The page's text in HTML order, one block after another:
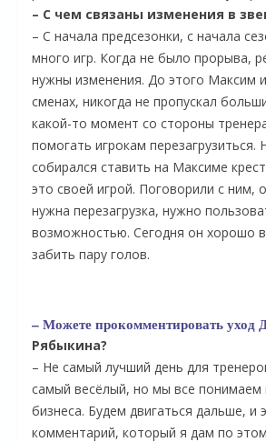
– С чем связаны изменения в
– С начала предсезонки, с начала
много игр. Когда не было прорыва,
нужны изменения. До этого Максим
сменах, никогда не пропускал
какой-то момент со стороны
помогать игрокам перезагрузиться.
собирался ставить на Максиме
это своей игрой. Поговорили с ним,
нужна перезагрузка, нужно
возможностью. Сегодня он хорошо
забить пару голов.
– Можете прокомментировать уход
Рябыкина?
– Не самый лучший день для
самый весёлый, но мы все понимаем
бизнеса. Будем двигаться дальше, и
комментарий, который я дам по